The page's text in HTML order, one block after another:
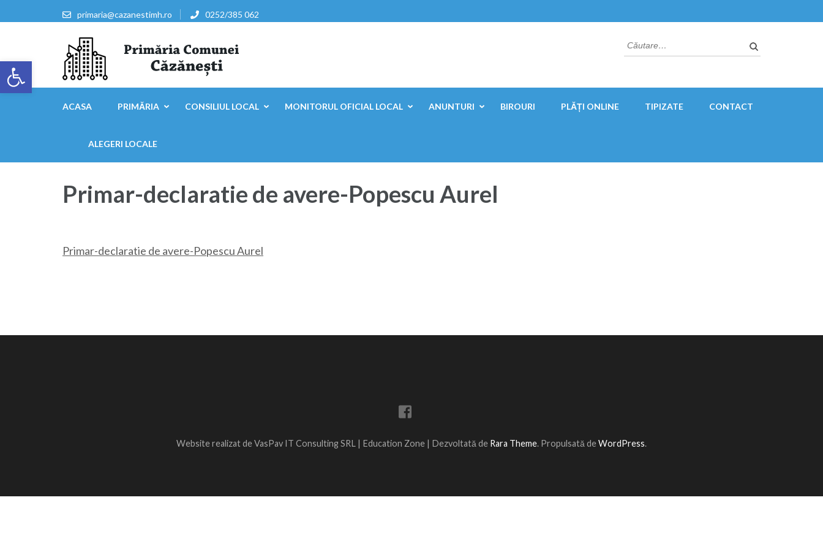
Deschide bara de unelte
la
(apasă
Enter)
primaria@cazanestimh.ro 0252/385 062
Primaria Comunei Căzănești, Mehedinți
Caută
după:
ACASA PRIMĂRIA CONSILIUL LOCAL MONITORUL OFICIAL LOCAL ANUNTURI BIROURI PLĂȚI ONLINE TIPIZATE CONTACT
ALEGERI LOCALE
Primar-declaratie de avere-Popescu Aurel
Primar-declaratie de avere-Popescu Aurel
Website realizat de VasPav IT Consulting SRL | Education Zone | Dezvoltată de Rara Theme. Propulsată deWordPress.